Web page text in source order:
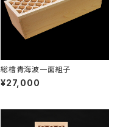
総檜青海波一面組子
¥27,000